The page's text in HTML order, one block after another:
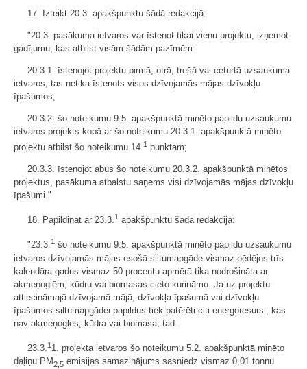
17. Izteikt 20.3. apakšpunktu šādā redakcijā:
"20.3. pasākuma ietvaros var īstenot tikai vienu projektu, izņemot
gadījumu, kas atbilst visām šādām pazīmēm:
20.3.1. īstenojot projektu pirmā, otrā, trešā vai ceturtā uzsaukuma
ietvaros, tas netika īstenots visos dzīvojamās mājas dzīvokļu
īpašumos;
20.3.2. šo noteikumu 9.5. apakšpunktā minēto papildu uzsaukumu
ietvaros projekts kopā ar šo noteikumu 20.3.1. apakšpunktā minēto
projektu atbilst šo noteikumu 14.1 punktam;
20.3.3. īstenojot abus šo noteikumu 20.3.2. apakšpunktā minētos
projektus, pasākuma atbalstu saņems visi dzīvojamās mājas dzīvokļu
īpašumi."
18. Papildināt ar 23.3.1 apakšpunktu šādā redakcijā:
"23.3.1 šo noteikumu 9.5. apakšpunktā minēto papildu uzsaukumu
ietvaros dzīvojamās mājas esošā siltumapgāde vismaz pēdējos trīs
kalendāra gadus vismaz 50 procentu apmērā tika nodrošināta ar
akmeņoglēm, kūdru vai biomasas cieto kurināmo. Ja uz projektu
attiecināmajā dzīvojamā mājā, dzīvokļa īpašumā vai dzīvokļu
īpašumos siltumapgādei papildus tiek patērēti citi energoresursi, kas
nav akmeņogles, kūdra vai biomasa, tad:
23.3.1 1. projekta ietvaros šo noteikumu 5.2. apakšpunktā minēto
daļiņu PM2,5 emisijas samazinājums sasniedz vismaz 0,01 tonnu